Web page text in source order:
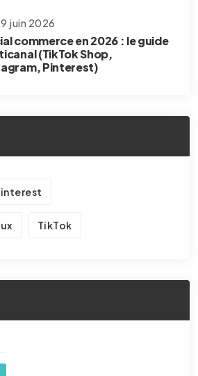
juin 2026
commerce en 2026 : le guide
(TikTok Shop,
Pinterest)
TikTok